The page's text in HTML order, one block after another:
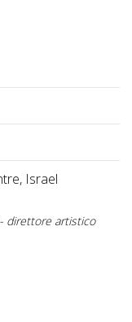
Israel
direttore artistico